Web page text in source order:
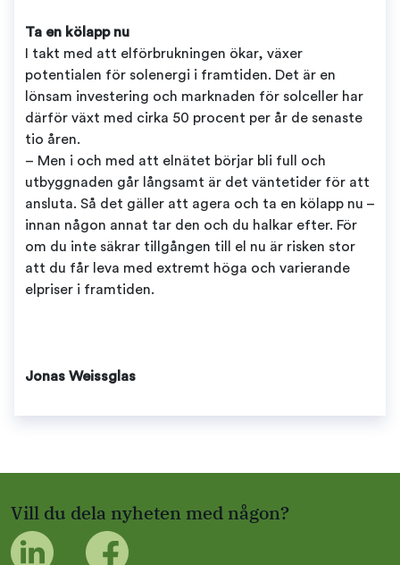
Ta en kölapp nu
I takt med att elförbrukningen ökar, växer
potentialen för solenergi i framtiden. Det är en
lönsam investering och marknaden för solceller har
därför växt med cirka 50 procent per år de senaste
tio åren.
– Men i och med att elnätet börjar bli full och
utbyggnaden går långsamt är det väntetider för att
ansluta. Så det gäller att agera och ta en kölapp nu –
innan någon annat tar den och du halkar efter. För
om du inte säkrar tillgången till el nu är risken stor
att du får leva med extremt höga och varierande
elpriser i framtiden.
Jonas Weissglas
Vill du dela nyheten med någon?